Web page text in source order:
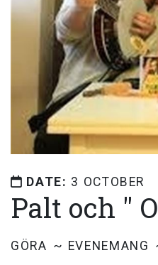
DATE: 3 OCTOBER
Palt och "
GÖRA EVENEMANG